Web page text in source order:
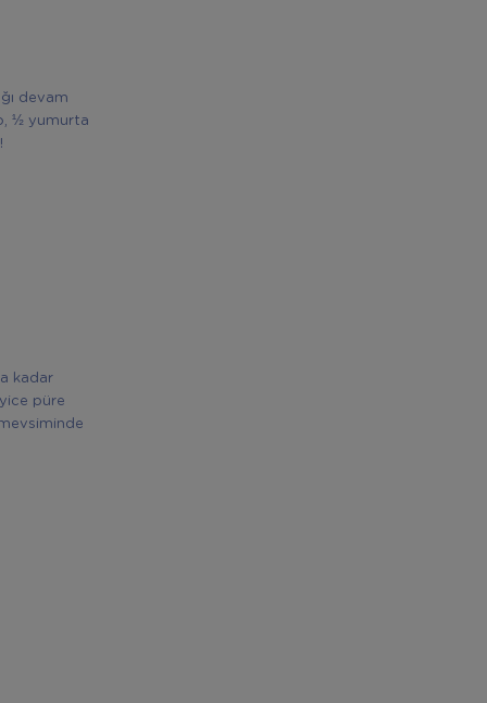
devam
½ yumurta
kadar
püre